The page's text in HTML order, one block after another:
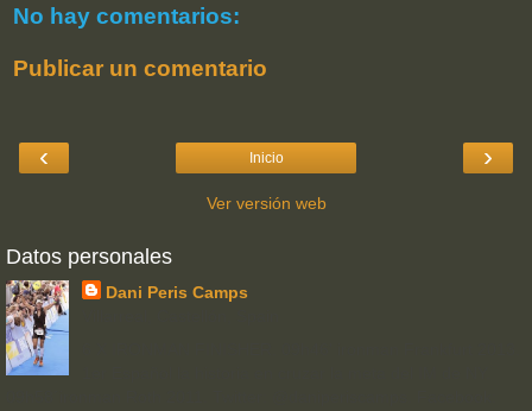
No hay comentarios:
Publicar un comentario
‹ ›
Inicio
Ver versión web
Datos personales
Dani Peris Camps